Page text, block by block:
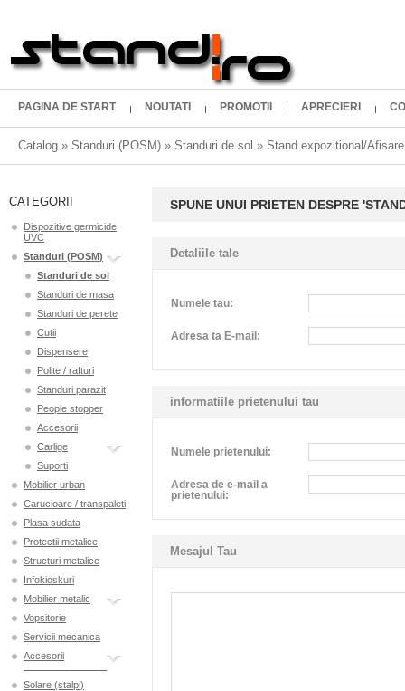
PAGINA DE START NOUTATI PROMOTII APRECIERI
Catalog » Standuri (POSM) » Standuri de sol » Stand expozitional/
SPUNE UNUI PRIETEN DESPRE
Detaliile tale
Numele tau:
Adresa ta E-mail:
informatiile prietenului tau
Numele prietenului:
Adresa de e-mail a
prietenului:
Mesajul Tau
CATEGORII
Dispozitive germicide
UVC
Standuri (POSM)
Standuri de sol
Standuri de masa
Standuri de perete
Cutii
Dispensere
Polite / rafturi
Standuri parazit
People stopper
Accesorii
Carlige
Suporti
Mobilier urban
Carucioare / transpaleti
Plasa sudata
Protectii metalice
Structuri metalice
Infokioskuri
Mobilier metalic
Vopsitorie
Servicii mecanica
Accesorii
Solare (stalpi)